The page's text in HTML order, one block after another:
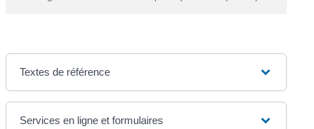
Textes de référence
Services en ligne et formulaires